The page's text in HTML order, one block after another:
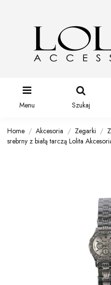
Menu Szukaj
Home Akcesoria Zegarki
srebrny z białą tarczą Lolita